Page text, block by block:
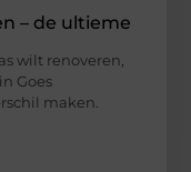
– de ultieme
wilt renoveren,
Goes
maken.